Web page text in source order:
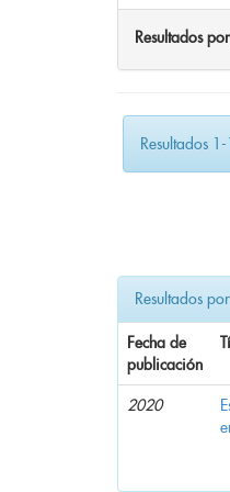
Resultados
Resultados
Resultados
Fecha de
publicación
2020